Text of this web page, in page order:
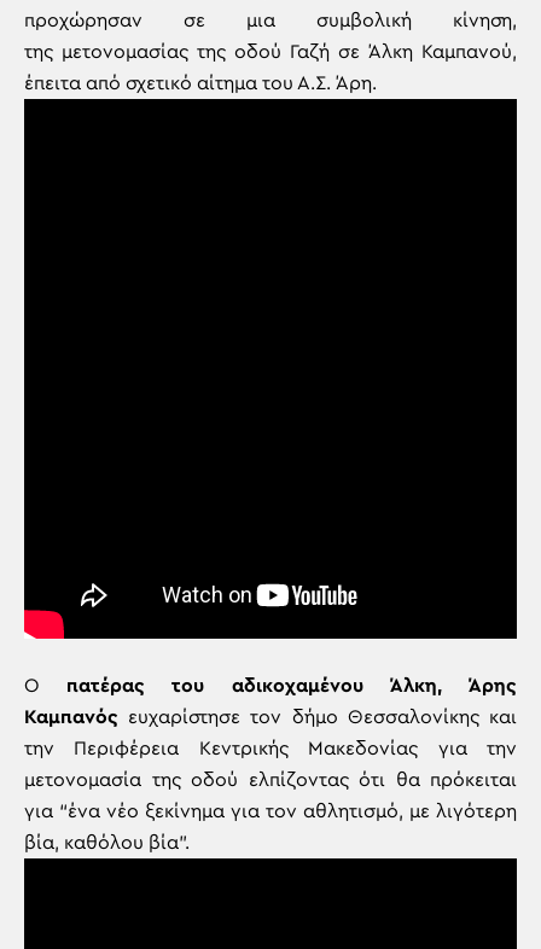
προχώρησαν σε μια συμβολική κίνηση,
της μετονομασίας της οδού Γαζή σε Άλκη Καμπανού,
έπειτα από σχετικό αίτημα του Α.Σ. Άρη.
Ο πατέρας του αδικοχαμένου Άλκη, Άρης
Καμπανός ευχαρίστησε τον δήμο Θεσσαλονίκης και
την Περιφέρεια Κεντρικής Μακεδονίας για την
μετονομασία της οδού ελπίζοντας ότι θα πρόκειται
για “ένα νέο ξεκίνημα για τον αθλητισμό, με λιγότερη
βία, καθόλου βία”.